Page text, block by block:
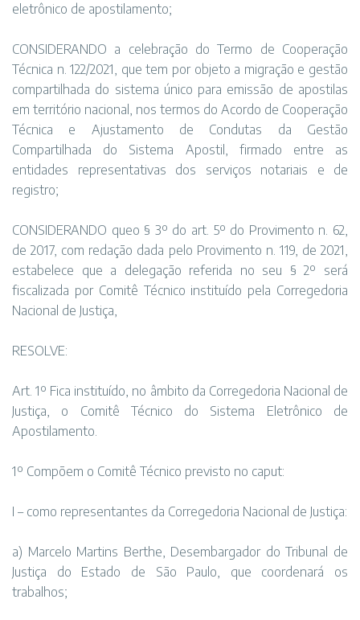
eletrônico de apostilamento;
CONSIDERANDO a celebração do Termo de Cooperação
Técnica n. 122/2021, que tem por objeto a migração e gestão
compartilhada do sistema único para emissão de apostilas
em território nacional, nos termos do Acordo de Cooperação
Técnica e Ajustamento de Condutas da Gestão
Compartilhada do Sistema Apostil, firmado entre as
entidades representativas dos serviços notariais e de
registro;
CONSIDERANDO queo § 3º do art. 5º do Provimento n. 62,
de 2017, com redação dada pelo Provimento n. 119, de 2021,
estabelece que a delegação referida no seu § 2º será
fiscalizada por Comitê Técnico instituído pela Corregedoria
Nacional de Justiça,
RESOLVE:
Art. 1º Fica instituído, no âmbito da Corregedoria Nacional de
Justiça, o Comitê Técnico do Sistema Eletrônico de
Apostilamento.
1º Compõem o Comitê Técnico previsto no caput:
I – como representantes da Corregedoria Nacional de Justiça:
a) Marcelo Martins Berthe, Desembargador do Tribunal de
Justiça do Estado de São Paulo, que coordenará os
trabalhos;